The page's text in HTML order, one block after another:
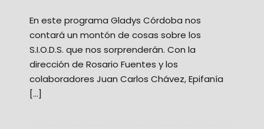
En este programa Gladys Córdoba nos
contará un montón de cosas sobre los
S.I.O.D.S. que nos sorprenderán. Con la
dirección de Rosario Fuentes y los
colaboradores Juan Carlos Chávez, Epifanía
[…]